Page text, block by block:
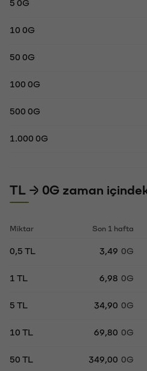
5 0G
10 0G
50 0G
100 0G
500 0G
1.000 0G
TL → 0G zaman
Miktar Son 1 hafta
0,5 TL 3,49 0G
1 TL 6,98 0G
5 TL 34,90 0G
10 TL 69,80 0G
50 TL 349,00 0G